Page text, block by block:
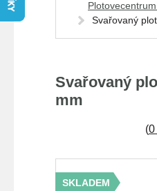
Svařovaný
Svařovaný
mm
(0
SKLADEM